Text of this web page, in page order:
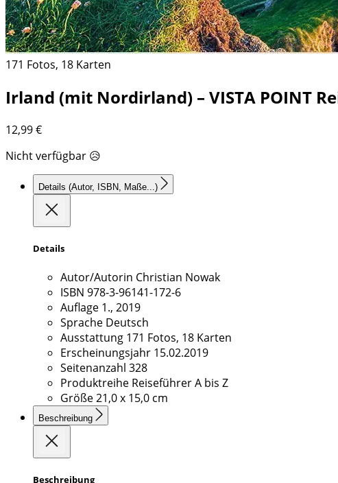
171 Fotos, 18 Karten
Irland (mit Nordirland) – VISTA POINT
12,99€
Nicht verfügbar 😥
Details (Autor, ISBN, Maße...)
Details
Autor/Autorin Christian Nowak
ISBN 978-3-96141-172-6
Auflage 1., 2019
Sprache Deutsch
Ausstattung 171 Fotos, 18 Karten
Erscheinungsjahr 15.02.2019
Seitenanzahl 328
Produktreihe Reiseführer A bis Z
Größe21,0 x 15,0 cm
Beschreibung
Beschreibung